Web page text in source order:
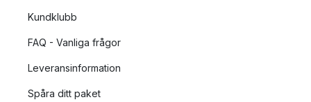
Kundklubb
FAQ - Vanliga frågor
Leveransinformation
Spåra ditt paket